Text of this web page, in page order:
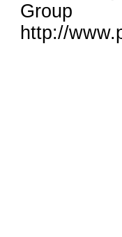
Group
http://